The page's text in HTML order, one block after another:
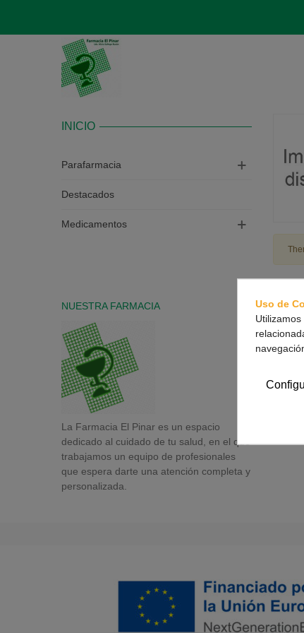
INICIO
Parafarmacia
Destacados
Medicamentos
NUESTRA FARMACIA
La Farmacia El Pinar es un espacio
dedicado al cuidado de tu salud, en el que
trabajamos un equipo de profesionales
que espera darte una atención completa y
personalizada.
Uso de